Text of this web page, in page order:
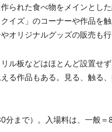
られた食べ物をメインとし
イズ」のコーナーや作品を
オリジナルグッズの販売も行
ル板などはほとんど設置せ
る作品もある。見る、触る
まで）。入場料は、一般